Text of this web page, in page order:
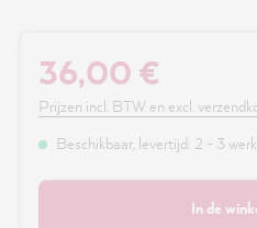
36,00 €
Prijzen incl. BTW en excl.
Beschikbaar, levertijd: 2 - 3
In de